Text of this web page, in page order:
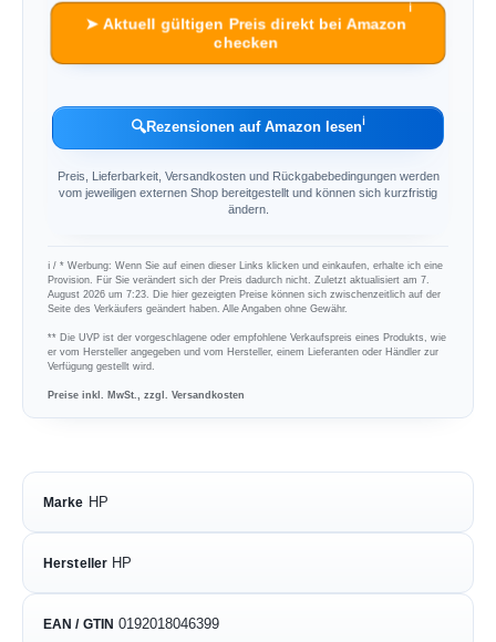
➤ Aktuell gültigen Preis direkt bei Amazon
checken
ℹ︎
🔍Rezensionen auf Amazon lesenℹ︎
Preis, Lieferbarkeit, Versandkosten und Rückgabebedingungen werden
vom jeweiligen externen Shop bereitgestellt und können sich kurzfristig
ändern.
ℹ︎ / * Werbung: Wenn Sie auf einen dieser Links klicken und einkaufen, erhalte ich eine
Provision. Für Sie verändert sich der Preis dadurch nicht. Zuletzt aktualisiert am 7.
August 2026 um 7:23. Die hier gezeigten Preise können sich zwischenzeitlich auf der
Seite des Verkäufers geändert haben. Alle Angaben ohne Gewähr.
** Die UVP ist der vorgeschlagene oder empfohlene Verkaufspreis eines Produkts, wie
er vom Hersteller angegeben und vom Hersteller, einem Lieferanten oder Händler zur
Verfügung gestellt wird.
Preise inkl. MwSt., zzgl. Versandkosten
Marke HP
Hersteller HP
EAN / GTIN 0192018046399